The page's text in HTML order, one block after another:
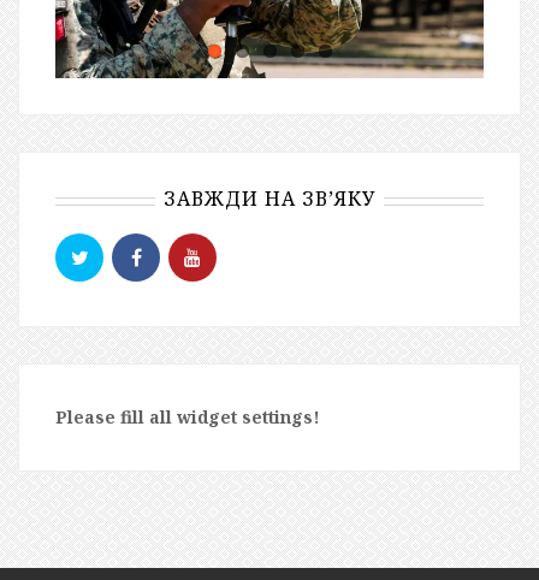
ЗАВЖДИ НА ЗВ’ЯКУ
Please fill all widget settings!